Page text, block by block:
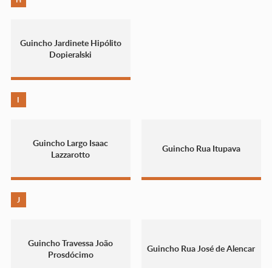
Guincho Jardinete Hipólito
Dopieralski
I
Guincho Largo Isaac
Lazzarotto
Guincho Rua Itupava
J
Guincho Travessa João
Prosdócimo
Guincho Rua José de Alencar